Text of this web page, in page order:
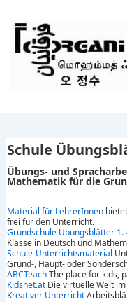
Content
Schule
Übungs- und
Mathematik für die
Material für LehrerInnen
frei für den Unterricht.
Grundschule Übungsblätter
Klasse in Deutsch und
Schule-Unterrichtsmaterial
Grund-, Haupt- oder
ABCTeachThe place for kids,
Kidsnet.at Die virtuelle Welt
Kreativer Unterricht